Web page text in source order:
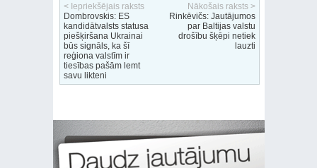
< Iepriekšējais raksts
Dombrovskis: ES
kandidātvalsts statusa
piešķiršana Ukrainai
būs signāls, ka šī
reģiona valstīm ir
tiesības pašām lemt
savu likteni
Nākošais raksts >
Rinkēvičs: Jautājumos
par Baltijas valstu
drošību šķēpi netiek
lauzti